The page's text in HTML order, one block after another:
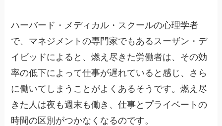
ハーバード・メディカル・スクールの心理学者
で、マネジメントの専門家でもあるスーザン・デ
イビッドによると、燃え尽きた労働者は、その効
率の低下によって仕事が遅れていると感じ、さら
に働いてしまうことがよくあるそうです。燃え尽
きた人は夜も週末も働き、仕事とプライベートの
時間の区別がつかなくなるのです。